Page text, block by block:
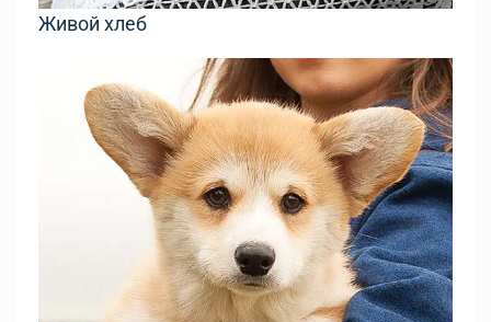
Живой хлеб